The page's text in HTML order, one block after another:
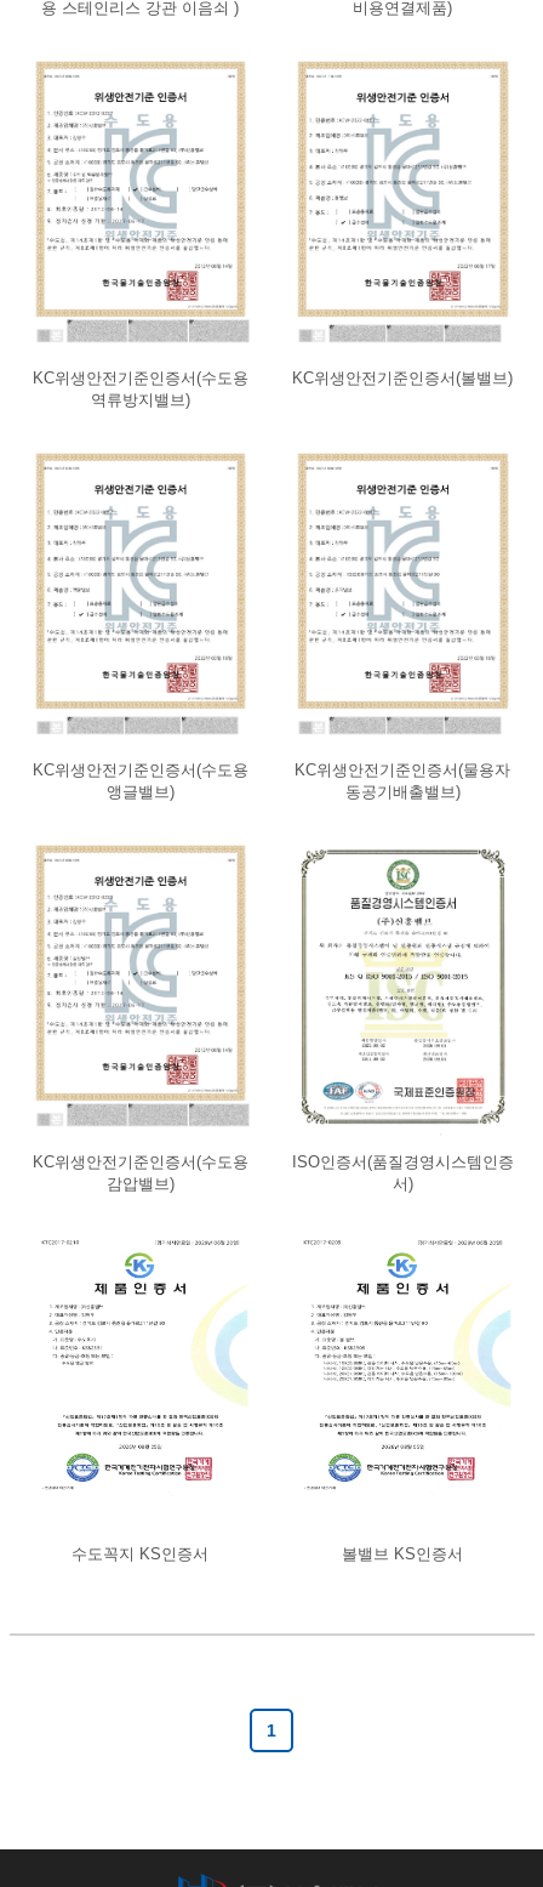
용 스테인리스 강관 이음쇠 )
비용연결제품)
KC위생안전기준인증서(수도용
역류방지밸브)
KC위생안전기준인증서(볼밸브)
KC위생안전기준인증서(수도용
앵글밸브)
KC위생안전기준인증서(물용자
동공기배출밸브)
KC위생안전기준인증서(수도용
감압밸브)
ISO인증서(품질경영시스템인증
서)
수도꼭지 KS인증서 볼밸브 KS인증서
1